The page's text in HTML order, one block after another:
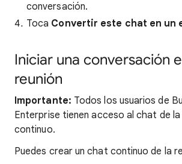
conversación.
Toca Convertir este chat en un
Iniciar una conversación
reunión
Importante: Todos los usuarios de
Enterprise tienen acceso al chat de la
continuo.
Puedes crear un chat continuo de la